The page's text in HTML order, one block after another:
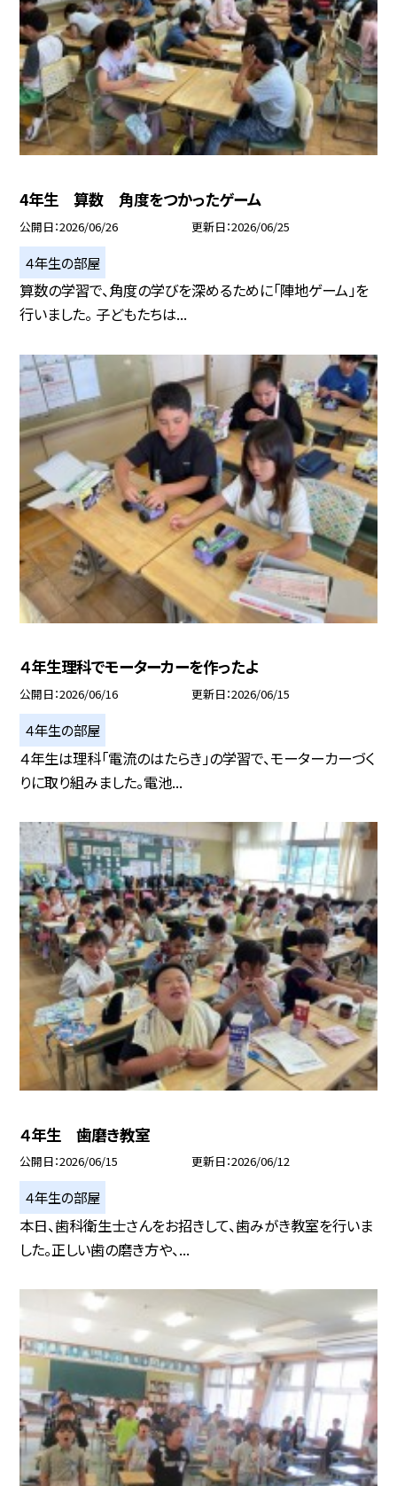
4年生 算数 角度をつかったゲーム
公開日 2026/06/26 更新日 2026/06/25
４年生の部屋
算数の学習で、角度の学びを深めるために「陣地ゲーム」を
行いました。 子どもたちは...
４年生理科でモーターカーを作ったよ
公開日 2026/06/16 更新日 2026/06/15
４年生の部屋
４年生は理科「電流のはたらき」の学習で、モーターカーづく
りに取り組みました。電池...
４年生 歯磨き教室
公開日 2026/06/15 更新日 2026/06/12
４年生の部屋
本日、歯科衛生士さんをお招きして、歯みがき教室を行いま
した。正しい歯の磨き方や、...